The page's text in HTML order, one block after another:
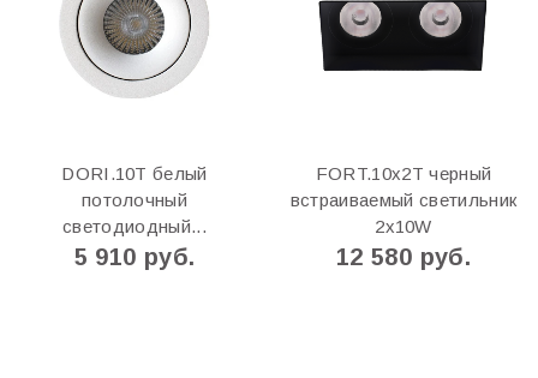
DORI.10T белый
потолочный
светодиодный...
5 910 руб.
FORT.10x2Т черный
встраиваемый светильник
2x10W
12 580 руб.